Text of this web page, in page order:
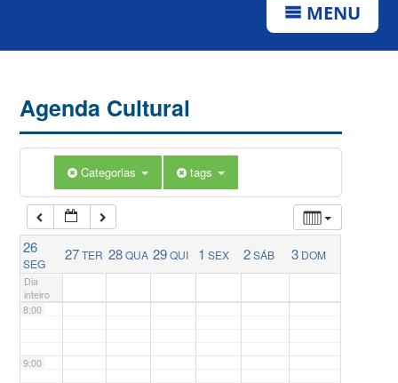
MENU
Agenda Cultural
Categorias tags
26
SEG
27TER 28QUA 29QUI 1 SEX 2SÁB 3 DOM
Dia
inteiro
5:00
6:00
7:00
8:00
9:00